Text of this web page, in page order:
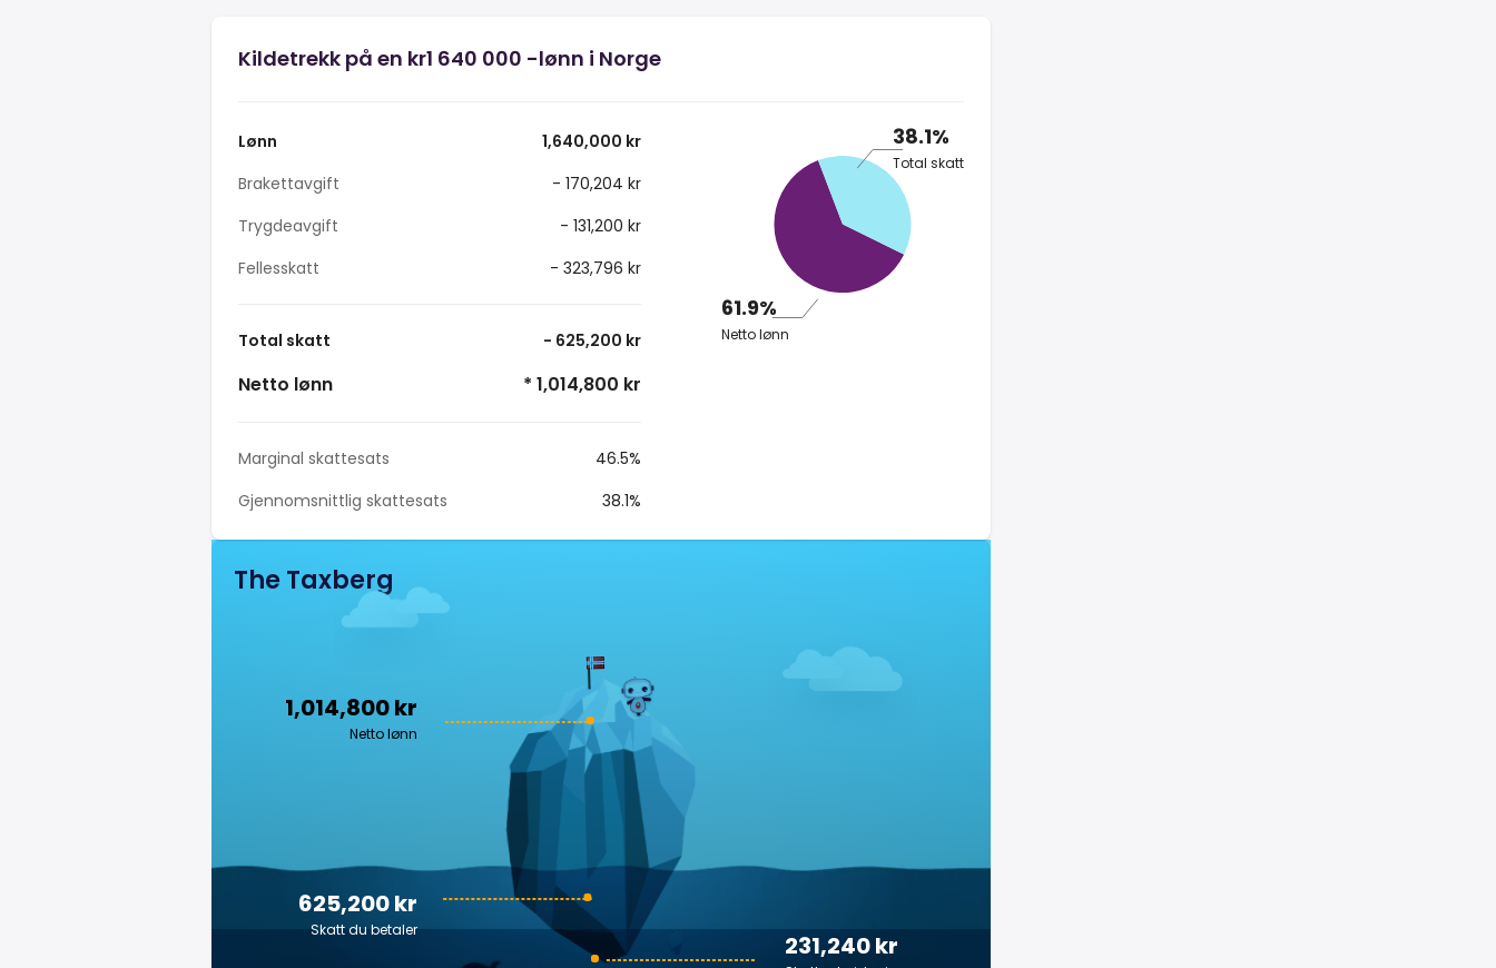
Kildetrekk på en kr1 640 000 -lønn i Norge
Lønn
1,640,000 kr
Brakettavgift
- 170,204 kr
Trygdeavgift
- 131,200 kr
Fellesskatt
- 323,796 kr
Total skatt - 625,200 kr
Netto lønn * 1,014,800 kr
Marginal skattesats
46.5%
Gjennomsnittlig skattesats
38.1%
38.1%
Total skatt
61.9%
Netto lønn
The Taxberg
1,014,800 kr
Netto lønn
231,240 kr
625,200 kr
Skatt du betaler